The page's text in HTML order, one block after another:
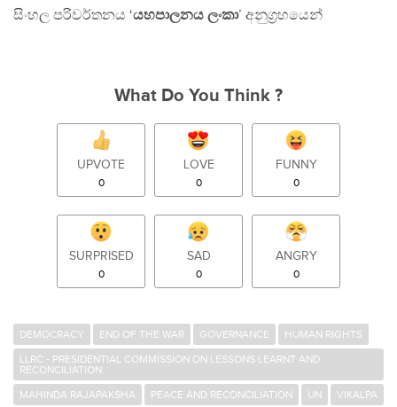
සිංහල පරිවර්තනය ‘යහපාලනය ලංකා’ අනුග‍්‍රහයෙන්
What Do You Think ?
UPVOTE
0
LOVE
0
FUNNY
0
SURPRISED
0
SAD
0
ANGRY
0
DEMOCRACY END OF THE WAR GOVERNANCE
HUMAN RIGHTS
LLRC - PRESIDENTIAL COMMISSION ON LESSONS LEARNT AND
RECONCILIATION
MAHINDA RAJAPAKSHA
PEACE AND RECONCILIATION UN
VIKALPA